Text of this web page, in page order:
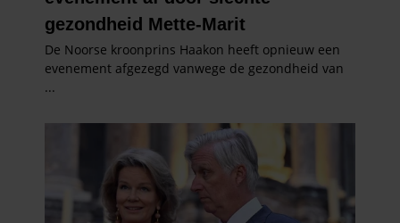
verzameld op basis van uw gebruik van hun services. U
gaat akkoord met onze cookies als u onze website blijft
gebruiken.